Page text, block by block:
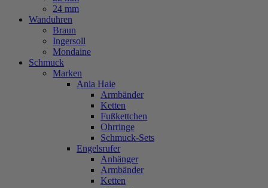
24 mm
Wanduhren
Braun
Ingersoll
Mondaine
Schmuck
Marken
Ania Haie
Armbänder
Ketten
Fußkettchen
Ohrringe
Schmuck-Sets
Engelsrufer
Anhänger
Armbänder
Ketten